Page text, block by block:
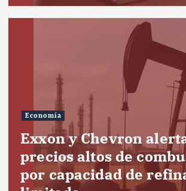
Economía
Exxon y Chevron
precios altos de
por capacidad de